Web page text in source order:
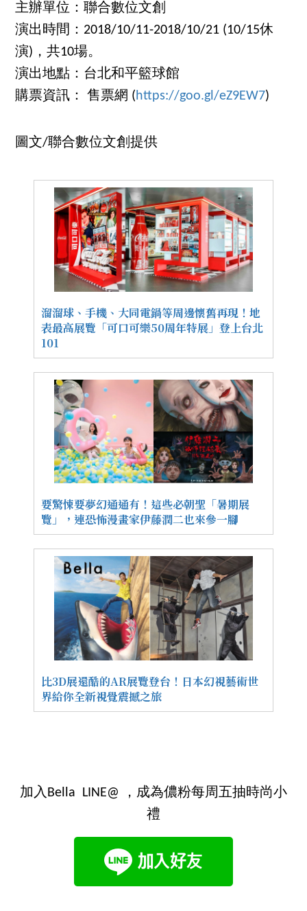
主辦單位：聯合數位文創
演出時間：2018/10/11-2018/10/21 (10/15休
演)，共10場。
演出地點：台北和平籃球館
購票資訊： 售票網 ( https://goo.gl/eZ9EW7)
圖文/聯合數位文創提供
溜溜球、手機、大同電鍋等周邊懷舊再現！地
表最高展覽「可口可樂50周年特展」登上台北
101
要驚悚要夢幻通通有！這些必朝聖「暑期展
覽」，連恐怖漫畫家伊藤潤二也來參一腳
比3D展還酷的AR展覽登台！日本幻視藝術世
界給你全新視覺震撼之旅
加入Bella LINE@ ，成為儂粉每周五抽時尚小
禮